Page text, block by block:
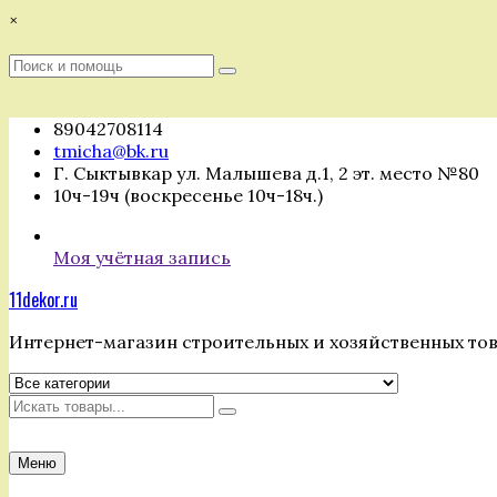
Перейти
содержимому
×
Поиск
Поиск
89042708114
tmicha@bk.ru
Г. Сыктывкар ул. Малышева д.1, 2 эт. место №80
10ч-19ч (воскресенье 10ч-18ч.)
Моя учётная запись
11dekor.ru
Интернет-магазин строительных и хозяйственных
Искать
Меню